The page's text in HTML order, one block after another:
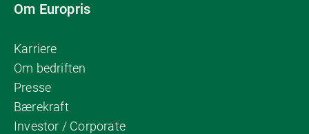
Om Europris
Karriere
Om bedriften
Presse
Bærekraft
Investor / Corporate